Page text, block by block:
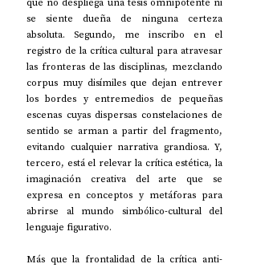
que no despliega una tesis omnipotente ni
se siente dueña de ninguna certeza
absoluta. Segundo, me inscribo en el
registro de la crítica cultural para atravesar
las fronteras de las disciplinas, mezclando
corpus muy disímiles que dejan entrever
los bordes y entremedios de pequeñas
escenas cuyas dispersas constelaciones de
sentido se arman a partir del fragmento,
evitando cualquier narrativa grandiosa. Y,
tercero, está el relevar la crítica estética, la
imaginación creativa del arte que se
expresa en conceptos y metáforas para
abrirse al mundo simbólico-cultural del
lenguaje figurativo.
Más que la frontalidad de la crítica anti-